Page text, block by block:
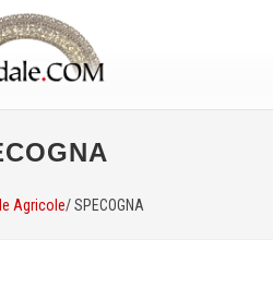
Agricole/ SPECOGNA